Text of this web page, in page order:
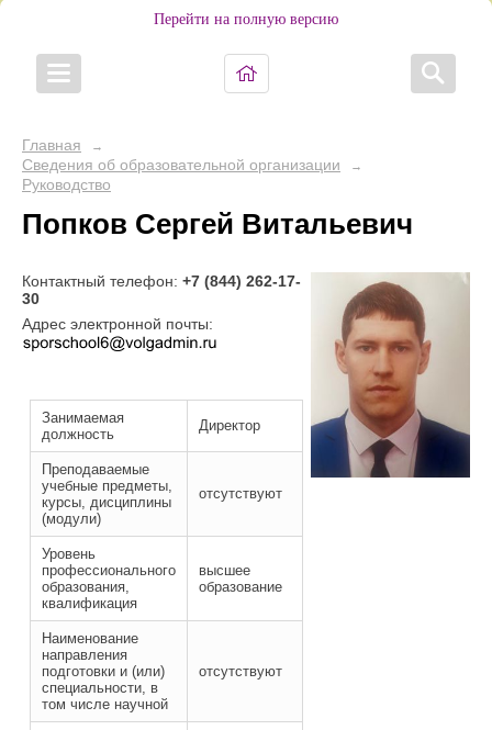
Перейти на полную версию
Главная →
Сведения об образовательной организации →
Руководство
Попков Сергей Витальевич
Контактный телефон: +7 (844) 262-17-
30
Адрес электронной почты:
Занимаемая
должность
Директор
Преподаваемые
учебные предметы,
курсы, дисциплины
(модули)
отсутствуют
Уровень
профессионального
образования,
квалификация
высшее
образование
Наименование
направления
подготовки и (или)
специальности, в
том числе научной
отсутствуют